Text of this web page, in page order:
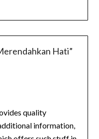
Hati”
quality
information,